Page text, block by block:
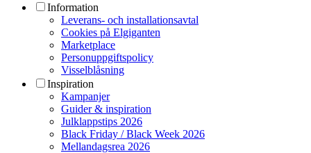
Information
Leverans- och installationsavtal
Cookies på Elgiganten
Marketplace
Personuppgiftspolicy
Visselblåsning
Inspiration
Kampanjer
Guider & inspiration
Julklappstips 2026
Black Friday / Black Week 2026
Mellandagsrea 2026